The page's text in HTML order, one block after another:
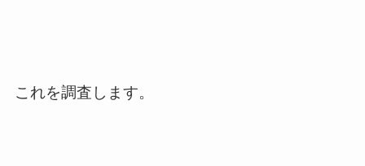
これを調査します。